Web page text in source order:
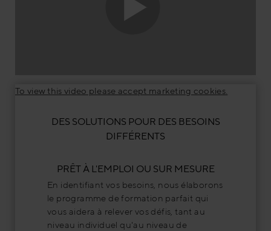
To view this video please accept marketing cookies.
DES SOLUTIONS POUR DES BESOINS
DIFFÉRENTS
PRÊT À L'EMPLOI OU SUR MESURE
En identifiant vos besoins, nous élaborons
le programme de formation parfait qui
vous aidera à relever vos défis, tant au
niveau individuel qu'au niveau de